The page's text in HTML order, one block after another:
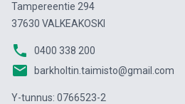
Tampereentie 294
37630 VALKEAKOSKI
phone 0400 338 200
email barkholtin.taimisto@gmail.com
Y-tunnus: 0766523-2